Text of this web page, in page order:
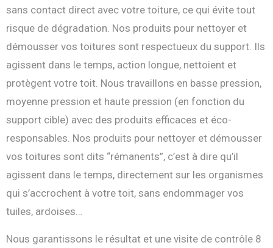
sans contact direct avec votre toiture, ce qui évite tout
risque de dégradation. Nos produits pour nettoyer et
démousser vos toitures sont respectueux du support. Ils
agissent dans le temps, action longue, nettoient et
protègent votre toit. Nous travaillons en basse pression,
moyenne pression et haute pression (en fonction du
support cible) avec des produits efficaces et éco-
responsables. Nos produits pour nettoyer et démousser
vos toitures sont dits “rémanents”, c’est à dire qu’il
agissent dans le temps, directement sur les organismes
qui s’accrochent à votre toit, sans endommager vos
tuiles, ardoises…
Nous garantissons le résultat et une visite de contrôle 8